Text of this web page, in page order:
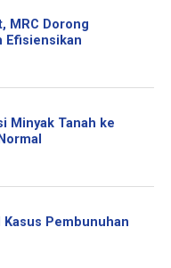
MRC Dorong
Efisiensikan
Minyak Tanah ke
Kasus Pembunuhan